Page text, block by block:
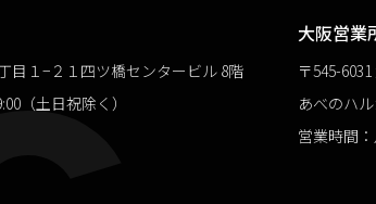
目１−２１四ツ橋センタービル 8階
（土日祝除く）
大阪営業
〒545-
あべのハ
営業時間：